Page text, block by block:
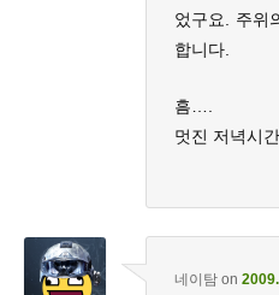
었구요. 주위
합니다.
흠….
멋진 저녁시
네이탐on